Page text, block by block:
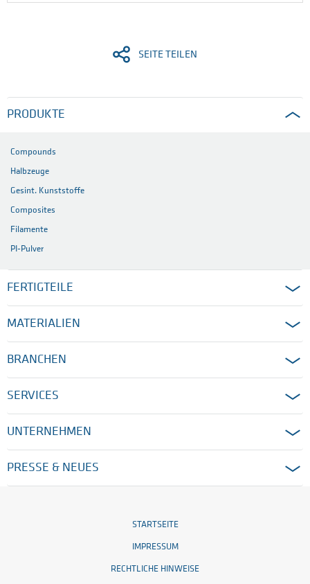
SEITE TEILEN
PRODUKTE
Compounds
Halbzeuge
Gesint. Kunststoffe
Composites
Filamente
PI-Pulver
FERTIGTEILE
MATERIALIEN
BRANCHEN
SERVICES
UNTERNEHMEN
PRESSE & NEUES
STARTSEITE
IMPRESSUM
RECHTLICHE HINWEISE